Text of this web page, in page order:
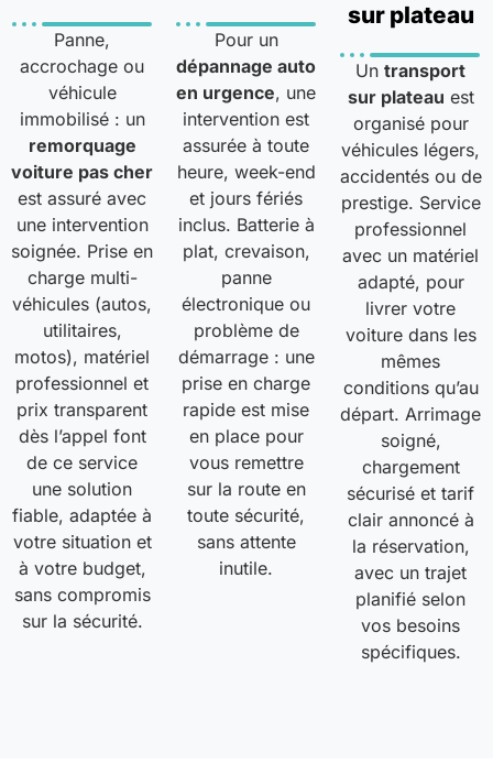
Panne,
accrochage ou
véhicule
immobilisé : un
remorquage
voiture pas cher
est assuré avec
une intervention
soignée. Prise en
charge multi-
véhicules (autos,
utilitaires,
motos), matériel
professionnel et
prix transparent
dès l’appel font
de ce service
une solution
fiable, adaptée à
votre situation et
à votre budget,
sans compromis
sur la sécurité.
Pour un
dépannage auto
en urgence, une
intervention est
assurée à toute
heure, week-end
et jours fériés
inclus. Batterie à
plat, crevaison,
panne
électronique ou
problème de
démarrage : une
prise en charge
rapide est mise
en place pour
vous remettre
sur la route en
toute sécurité,
sans attente
inutile.
sur plateau
Untransport
sur plateau est
organisé pour
véhicules légers,
accidentés ou de
prestige. Service
professionnel
avec un matériel
adapté, pour
livrer votre
voiture dans les
mêmes
conditions qu’au
départ. Arrimage
soigné,
chargement
sécurisé et tarif
clair annoncé à
la réservation,
avec un trajet
planifié selon
vos besoins
spécifiques.